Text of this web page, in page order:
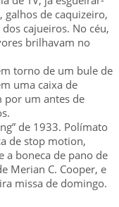
galhos de caquizeiro,
cajueiros. No céu,
brilhavam no
torno de um bule de
uma caixa de
por um antes de
de 1933. Polímato
de stop motion,
a boneca de pano de
Merian C. Cooper, e
missa de domingo.